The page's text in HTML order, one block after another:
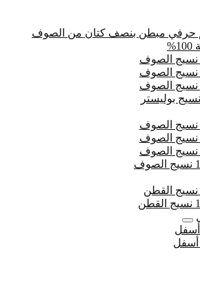
حرفي مبطن بنصف كتان من الصوف
أسفل